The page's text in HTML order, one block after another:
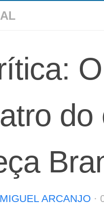
do
MIGUEL ARCANJO ·